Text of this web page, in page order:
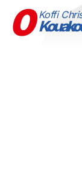
0 Koffi